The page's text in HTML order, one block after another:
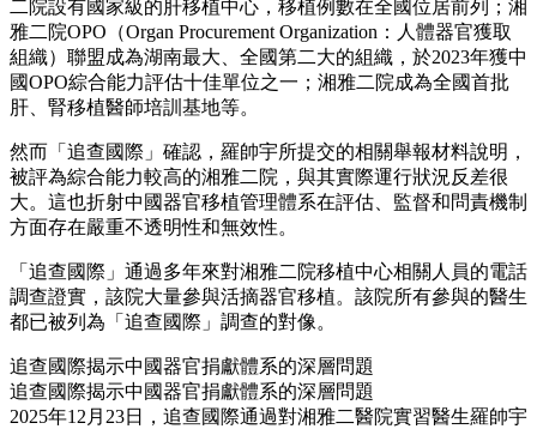
二院設有國家級的肝移植中心，移植例數在全國位居前列；湘
雅二院OPO（Organ Procurement Organization：人體器官獲取
組織）聯盟成為湖南最大、全國第二大的組織，於2023年獲中
國OPO綜合能力評估十佳單位之一；湘雅二院成為全國首批
肝、腎移植醫師培訓基地等。
然而「追查國際」確認，羅帥宇所提交的相關舉報材料說明，
被評為綜合能力較高的湘雅二院，與其實際運行狀況反差很
大。這也折射中國器官移植管理體系在評估、監督和問責機制
方面存在嚴重不透明性和無效性。
「追查國際」通過多年來對湘雅二院移植中心相關人員的電話
調查證實，該院大量參與活摘器官移植。該院所有參與的醫生
都已被列為「追查國際」調查的對像。
追查國際揭示中國器官捐獻體系的深層問題
追查國際揭示中國器官捐獻體系的深層問題
2025年12月23日，追查國際通過對湘雅二醫院實習醫生羅帥宇